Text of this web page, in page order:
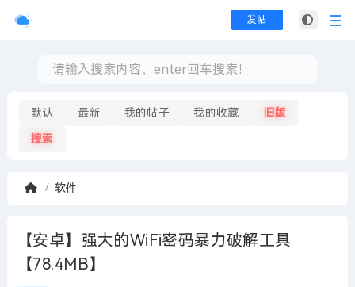
发帖
默认 最新 我的帖子 我的收藏 旧版
搜索
页
软件
【安卓】强大的WiFi密码暴力破解工具
【78.4MB】